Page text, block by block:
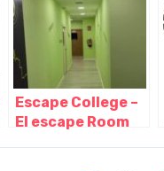
Escape College –
El escape Room